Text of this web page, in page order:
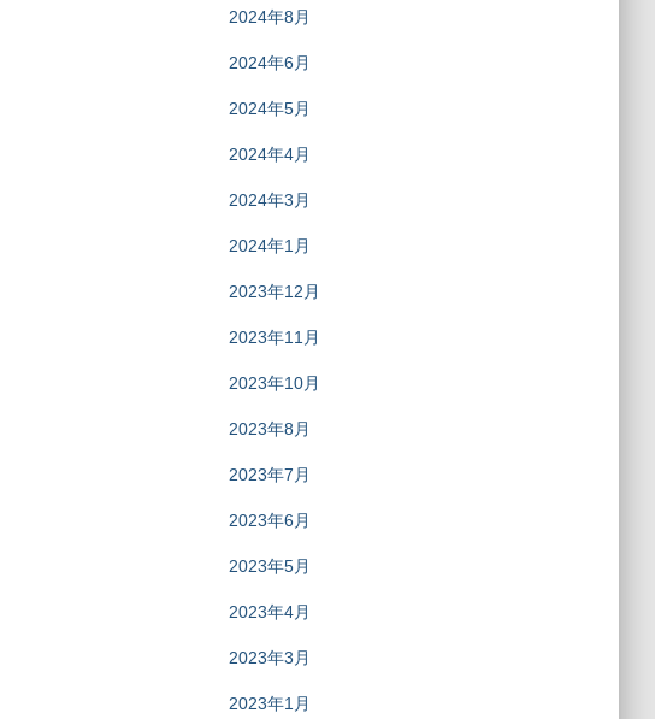
2024年8月
2024年6月
2024年5月
2024年4月
2024年3月
2024年1月
2023年12月
2023年11月
2023年10月
2023年8月
2023年7月
2023年6月
2023年5月
2023年4月
2023年3月
2023年1月